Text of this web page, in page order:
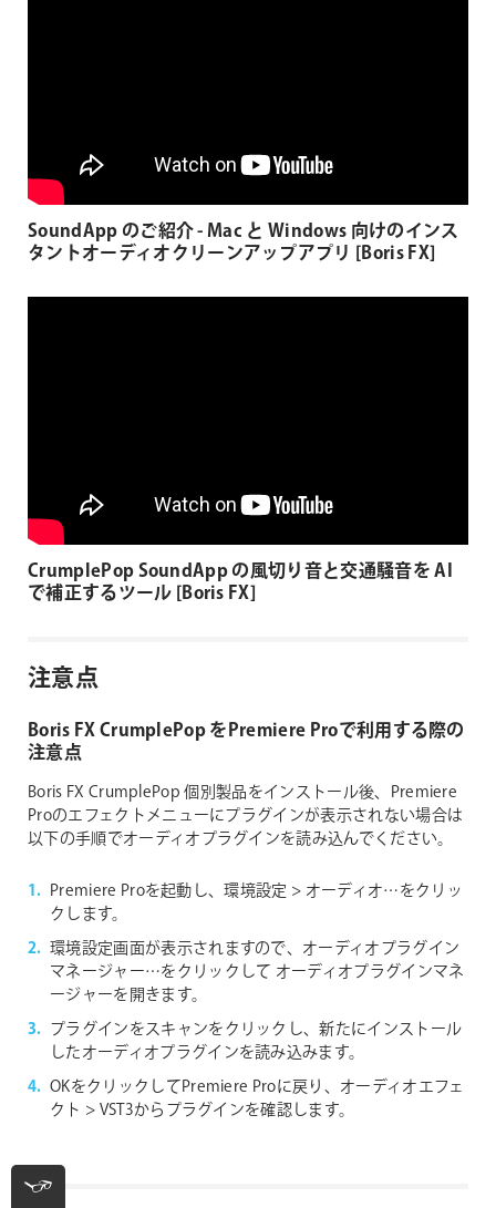
SoundApp のご紹介 - Mac と Windows 向けのインス
タントオーディオクリーンアップアプリ [Boris FX]
CrumplePop SoundApp の風切り音と交通騒音を AI
で補正するツール [Boris FX]
注意点
Boris FX CrumplePop をPremiere Proで利用する際の
注意点
Boris FX CrumplePop 個別製品をインストール後、Premiere
Proのエフェクトメニューにプラグインが表示されない場合は
以下の手順でオーディオプラグインを読み込んでください。
Premiere Proを起動し、環境設定 > オーディオ…をクリッ
クします。
環境設定画面が表示されますので、オーディオプラグイン
マネージャー…をクリックして オーディオプラグインマネ
ージャーを開きます。
プラグインをスキャンをクリックし、新たにインストール
したオーディオプラグインを読み込みます。
OKをクリックしてPremiere Proに戻り、オーディオエフェ
クト > VST3からプラグインを確認します。